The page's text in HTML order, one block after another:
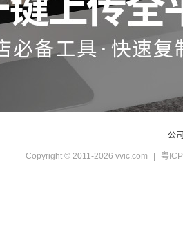
公
Copyright © 2011-2026 vvic.com 粤